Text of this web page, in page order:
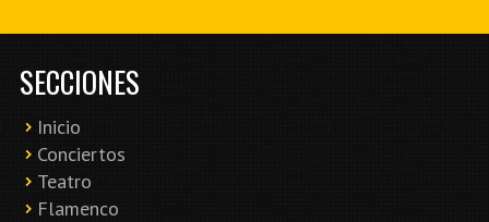
SECCIONES
Inicio
Conciertos
Teatro
Flamenco